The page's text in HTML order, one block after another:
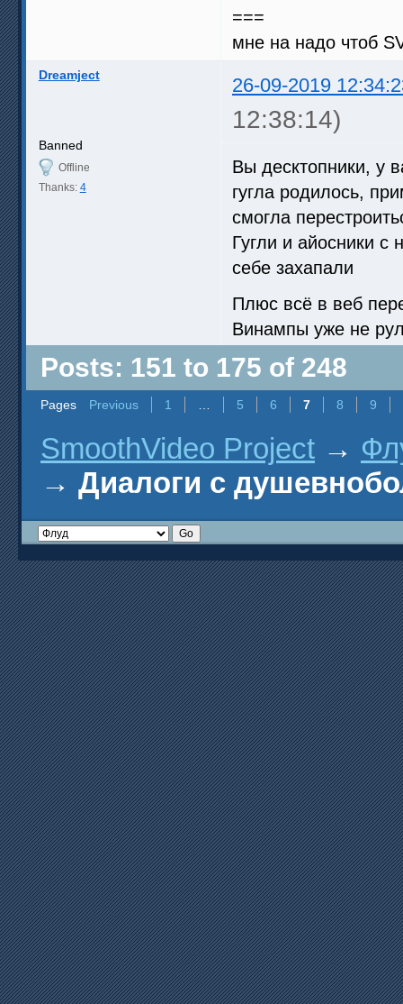
===
мне на надо чтоб
Dreamject 26-09-2019
12:38:14)
Banned
Offline
Thanks: 4
Вы десктопники, у
гугла родилось,
смогла
Гугли и айосники
себе захапали
Плюс всё в веб
Винампы уже не
Posts: 151 to 175 of 248
Pages Previous 1 5 6 7 8 9
SmoothVideo Project →
→ Диалоги с